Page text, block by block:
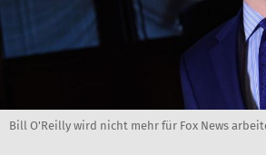
Bill O'Reilly wird nicht mehr für Fox News